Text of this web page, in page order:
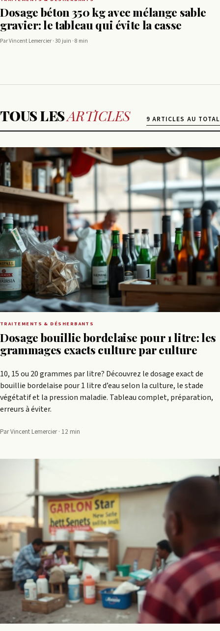
Dosage béton 350 kg avec mélange sable
gravier: le tableau qui évite la casse
Par Vincent Lemercier · 30 juin · 8 min
TOUS LESARTICLES 9 ARTICLES AU TOTAL
TRAITEMENTS & DÉSHERBANTS
Dosage bouillie bordelaise pour 1 litre: les
grammages exacts culture par culture
10, 15 ou 20 grammes par litre? Découvrez le dosage exact de
bouillie bordelaise pour 1 litre d’eau selon la culture, le stade
végétatif et la pression maladie. Tableau complet, préparation,
erreurs à éviter.
Par Vincent Lemercier · 12 min